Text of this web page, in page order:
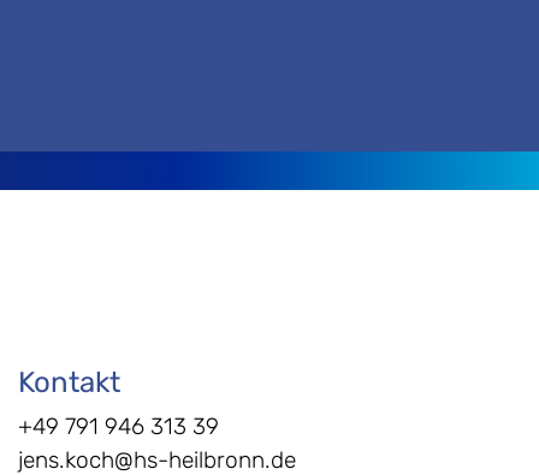
Kontakt
+49 791 946 313 39
jens.koch@hs-heilbronn.de